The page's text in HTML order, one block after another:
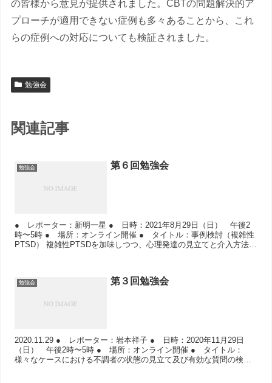
の皆様から意見が提供されました。CBTの問題解決的ア
プローチが適用できない症例も多々あることから、これ
らの症例への対応についても検証されました。
勉強会
関連記事
勉強会 第６回勉強会
● レポーター：新明一星 ● 日時：2021年8月29日（日） 午後2
時〜5時 ● 場所：オンライン開催 ● タイトル：事例検討（複雑性
PTSD） 複雑性PTSDを加味しつつ、心理発達の見立てと介入方法に
勉強会 第３回勉強会
2020.11.29 ● レポーター：岩本祥子 ● 日時：2020年11月29日
（日） 午後2時〜5時 ● 場所：オンライン開催 ● タイトル：
様々なケースにおける不調者の状態の見立て及び有効な質問の検討